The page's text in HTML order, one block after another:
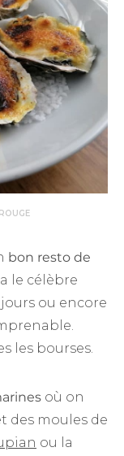
bon resto de
le célèbre
ou encore
les bourses.
où on
des moules de
ou la